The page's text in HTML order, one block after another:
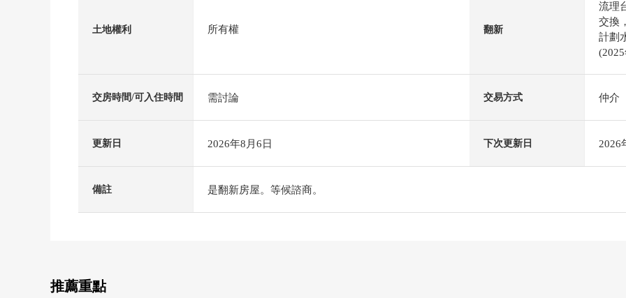
土地權利 所有權 翻新
流理
交換
計劃
交房時間/可入住時間 需討論 交易方式 仲介
更新日 2026年8月6日 下次更新日 2026
備註 是翻新房屋。等候諮商。
推薦重點